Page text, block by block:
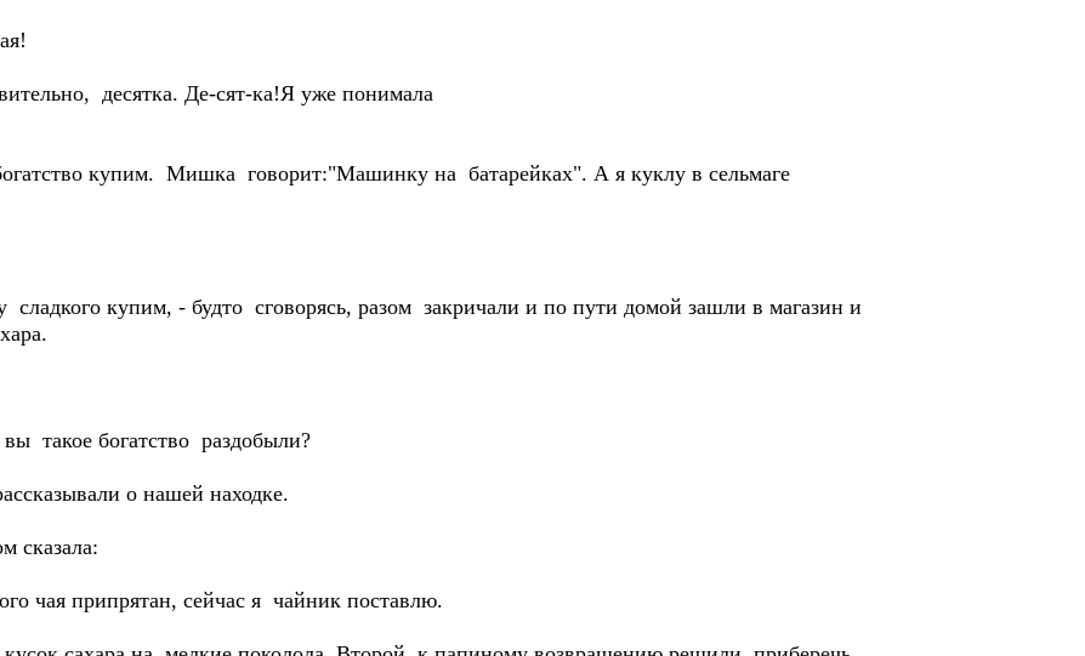
десятка. Де-сят-ка!Я уже понимала
купим. Мишка говорит:"Машинку на батарейках". А я куклу в сельмаге
купим, - будто сговорясь, разом закричали и по пути домой зашли в магазин и
сахара.
такое богатство раздобыли?
о нашей находке.
сказала:
чая припрятан, сейчас я чайник поставлю.